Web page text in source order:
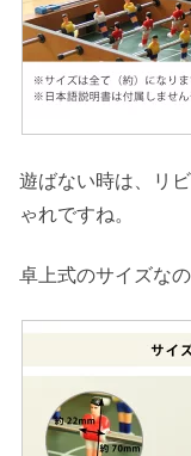
遊ばない時は、リ
ゃれですね。
卓上式のサイズな